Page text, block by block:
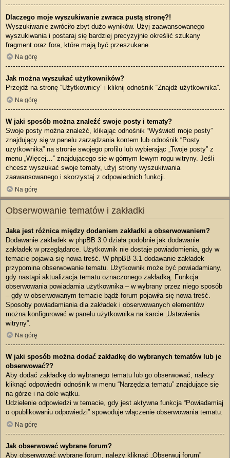
Dlaczego moje wyszukiwanie zwraca pustą stronę?!
Wyszukiwanie zwróciło zbyt dużo wyników. Użyj zaawansowanego
wyszukiwania i postaraj się bardziej precyzyjnie określić szukany
fragment oraz fora, które mają być przeszukane.
Na górę
Jak można wyszukać użytkowników?
Przejdź na stronę “Użytkownicy” i kliknij odnośnik “Znajdź użytkownika”.
Na górę
W jaki sposób można znaleźć swoje posty i tematy?
Swoje posty można znaleźć, klikając odnośnik “Wyświetl moje posty”
znajdujący się w panelu zarządzania kontem lub odnośnik “Posty
użytkownika” na stronie swojego profilu lub wybierając „Twoje posty” z
menu „Więcej…” znajdującego się w górnym lewym rogu witryny. Jeśli
chcesz wyszukać swoje tematy, użyj strony wyszukiwania
zaawansowanego i skorzystaj z odpowiednich funkcji.
Na górę
Obserwowanie tematów i zakładki
Jaka jest różnica między dodaniem zakładki a obserwowaniem?
Dodawanie zakładek w phpBB 3.0 działa podobnie jak dodawanie
zakładek w przeglądarce. Użytkownik nie dostaje powiadomienia, gdy w
temacie pojawia się nowa treść. W phpBB 3.1 dodawanie zakładek
przypomina obserwowanie tematu. Użytkownik może być powiadamiany,
gdy nastąpi aktualizacja tematu oznaczonego zakładką. Funkcja
obserwowania powiadamia użytkownika – w wybrany przez niego sposób
– gdy w obserwowanym temacie bądź forum pojawiła się nowa treść.
Sposoby powiadamiania dla zakładek i obserwowanych elementów
można konfigurować w panelu użytkownika na karcie „Ustawienia
witryny”.
Na górę
W jaki sposób można dodać zakładkę do wybranych tematów lub je
obserwować??
Aby dodać zakładkę do wybranego tematu lub go obserwować, należy
kliknąć odpowiedni odnośnik w menu “Narzędzia tematu” znajdujące się
na górze i na dole wątku.
Udzielenie odpowiedzi w temacie, gdy jest aktywna funkcja “Powiadamiaj
o opublikowaniu odpowiedzi” spowoduje włączenie obserwowania tematu.
Na górę
Jak obserwować wybrane forum?
Aby obserwować wybrane forum, należy kliknąć „Obserwuj forum”